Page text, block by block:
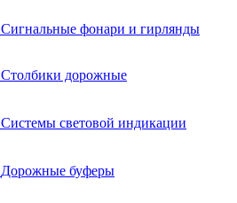
Сигнальные фонари и гирлянды
Столбики дорожные
Системы световой индикации
Дорожные буферы